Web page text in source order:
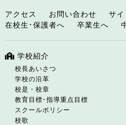
アクセス お問い合わせ
サ
在校生･保護者へ
卒業生へ
学校紹介
校長あいさつ
学校の沿革
校是・校章
教育目標･指導重点目標
スクールポリシー
校歌